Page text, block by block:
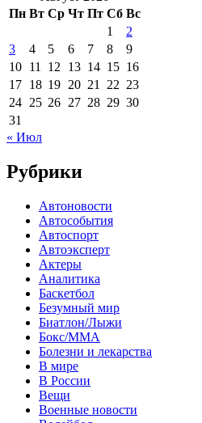
Пн Вт Ср Чт Пт Сб Вс
1
2
3
4 5 6 7 8
9
10 11 12 13 14 15 16
17 18 19 20 21 22 23
24 25 26 27 28 29 30
31
« Июл
Рубрики
Автоновости
Автособытия
Автоспорт
Автоэксперт
Актеры
Аналитика
Баскетбол
Безумный мир
Биатлон/Лыжи
Бокс/MMA
Болезни и лекарства
В мире
В России
Вещи
Военные новости